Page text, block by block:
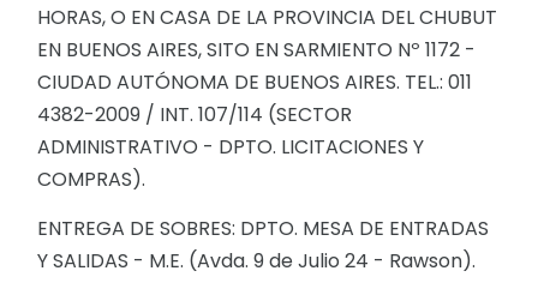
HORAS, O EN CASA DE LA PROVINCIA DEL CHUBUT
EN BUENOS AIRES, SITO EN SARMIENTO Nº 1172 -
CIUDAD AUTÓNOMA DE BUENOS AIRES. TEL.: 011
4382-2009 / INT. 107/114 (SECTOR
ADMINISTRATIVO - DPTO. LICITACIONES Y
COMPRAS).
ENTREGA DE SOBRES: DPTO. MESA DE ENTRADAS
Y SALIDAS - M.E. (Avda. 9 de Julio 24 - Rawson).